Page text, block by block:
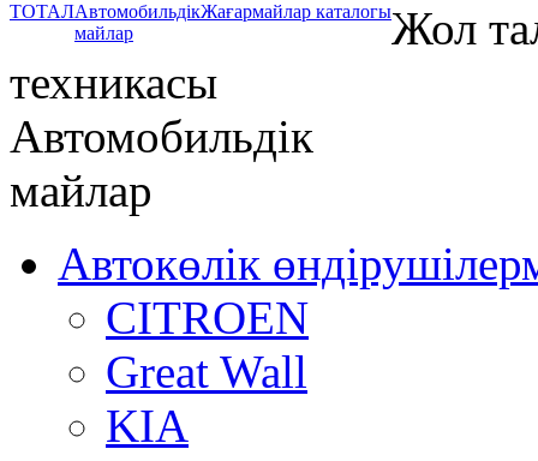
ТОТАЛАвтомобильдік
майлар
Жағармайлар каталогыЖол
техникасы
Автомобильдік
майлар
Автокөлік
CITROEN
Great Wall
KIA